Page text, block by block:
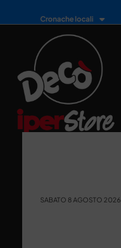
Cronache locali
SABATO 8 AGOSTO